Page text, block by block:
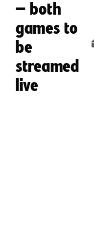
– both
games to
be
streamed
live